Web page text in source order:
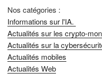
Nos catégories :
Informations sur l'IA.
Actualités sur les crypto-
Actualités sur la
Actualités mobiles
Actualités Web